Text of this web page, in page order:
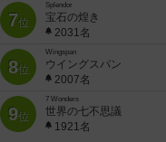
7位
Splendor
宝石の煌き
2031名
8位
Wingspan
ウイングスパン
2007名
9位
7 Wonders
世界の七不思議
1921名